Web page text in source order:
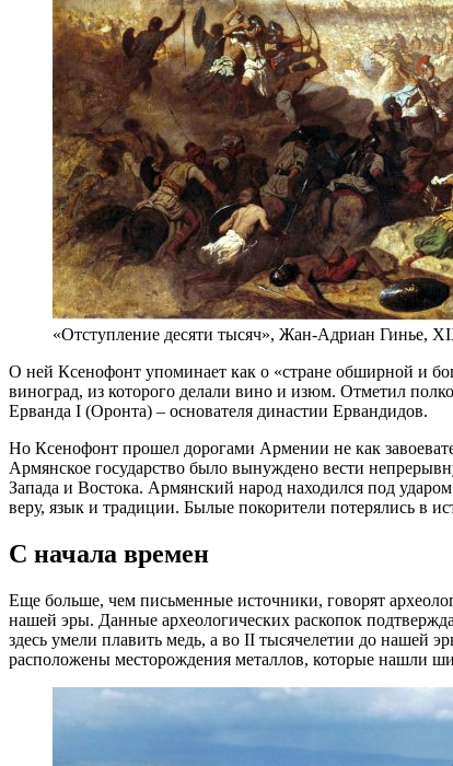
«Отступление десяти тысяч», Жан-Адриан Гинье,
О ней Ксенофонт упоминает как о «стране обширной и
виноград, из которого делали вино и изюм. Отметил
Ерванда I (Оронта) – основателя династии Ервандидов.
Но Ксенофонт прошел дорогами Армении не как
Армянское государство было вынуждено вести
Запада и Востока. Армянский народ находился под
веру, язык и традиции. Былые покорители потерялись в
С начала времен
Еще больше, чем письменные источники, говорят
нашей эры. Данные археологических раскопок
здесь умели плавить медь, а во II тысячелетии до нашей
расположены месторождения металлов, которые нашли